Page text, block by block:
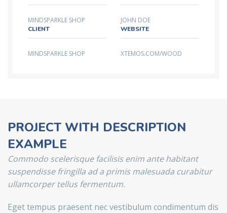
MINDSPARKLE SHOP JOHN DOE
CLIENT
MINDSPARKLE SHOP
WEBSITE
XTEMOS.COM/WOOD
PROJECT WITH DESCRIPTION
EXAMPLE
Commodo scelerisque facilisis enim ante habitant
suspendisse fringilla ad a primis malesuada curabitur
ullamcorper tellus fermentum.
Eget tempus praesent nec vestibulum condimentum dis